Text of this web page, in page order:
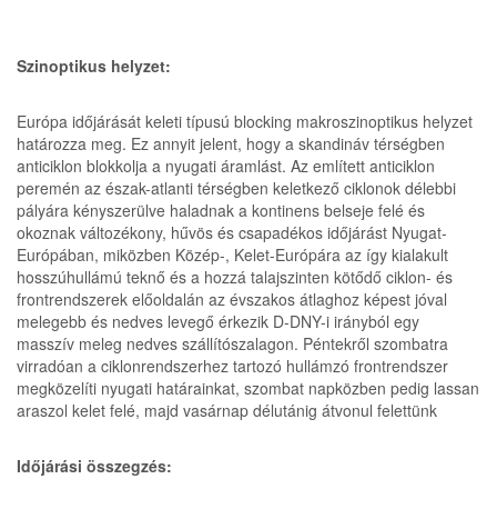
Szinoptikus helyzet:
Európa időjárását keleti típusú blocking makroszinoptikus helyzet
határozza meg. Ez annyit jelent, hogy a skandináv térségben
anticiklon blokkolja a nyugati áramlást. Az említett anticiklon
peremén az észak-atlanti térségben keletkező ciklonok délebbi
pályára kényszerülve haladnak a kontinens belseje felé és
okoznak változékony, hűvös és csapadékos időjárást Nyugat-
Európában, miközben Közép-, Kelet-Európára az így kialakult
hosszúhullámú teknő és a hozzá talajszinten kötődő ciklon- és
frontrendszerek előoldalán az évszakos átlaghoz képest jóval
melegebb és nedves levegő érkezik D-DNY-i irányból egy
masszív meleg nedves szállítószalagon. Péntekről szombatra
virradóan a ciklonrendszerhez tartozó hullámzó frontrendszer
megközelíti nyugati határainkat, szombat napközben pedig lassan
araszol kelet felé, majd vasárnap délutánig átvonul felettünk
Időjárási összegzés: